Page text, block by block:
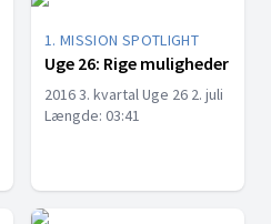
1. MISSION SPOTLIGHT
Uge 26: Rige muligheder
2016 3. kvartal Uge 26 2. juli
Længde: 03:41